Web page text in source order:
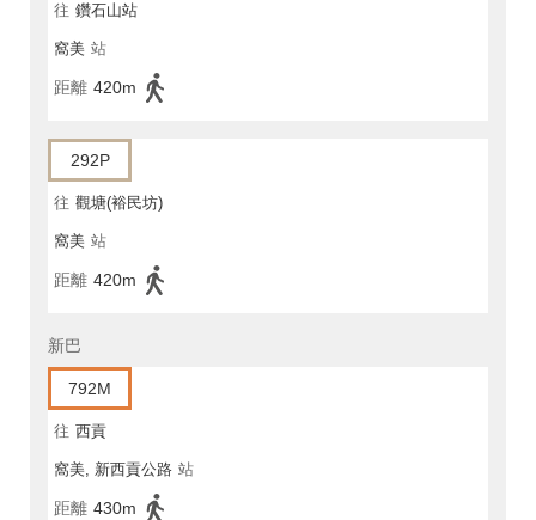
往 鑽石山站
窩美 站
距離 420m
292P
往 觀塘(裕民坊)
窩美 站
距離 420m
新巴
792M
往 西貢
窩美, 新西貢公路 站
距離 430m